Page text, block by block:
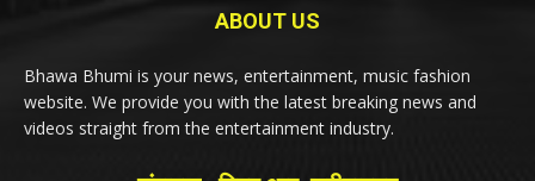
ABOUT US
Bhawa Bhumi is your news, entertainment, music fashion
website. We provide you with the latest breaking news and
videos straight from the entertainment industry.